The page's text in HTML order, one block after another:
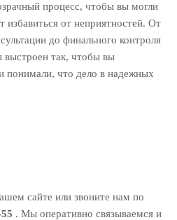
процесс, чтобы вы могли
избавиться от неприятностей. От
до финального контроля
так, чтобы вы
понимали, что дело в надежных
сайте или звоните нам по
. Мы оперативно связываемся и